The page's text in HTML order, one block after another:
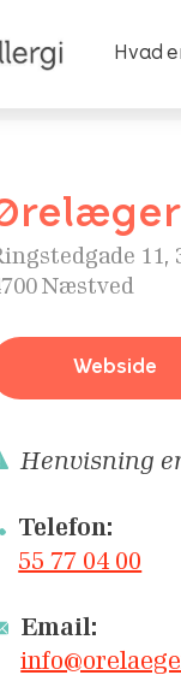
Hvad
Ringstedgade 11,
Næstved
Webside
Henvisning
Telefon:
55 77 04 00
Email: